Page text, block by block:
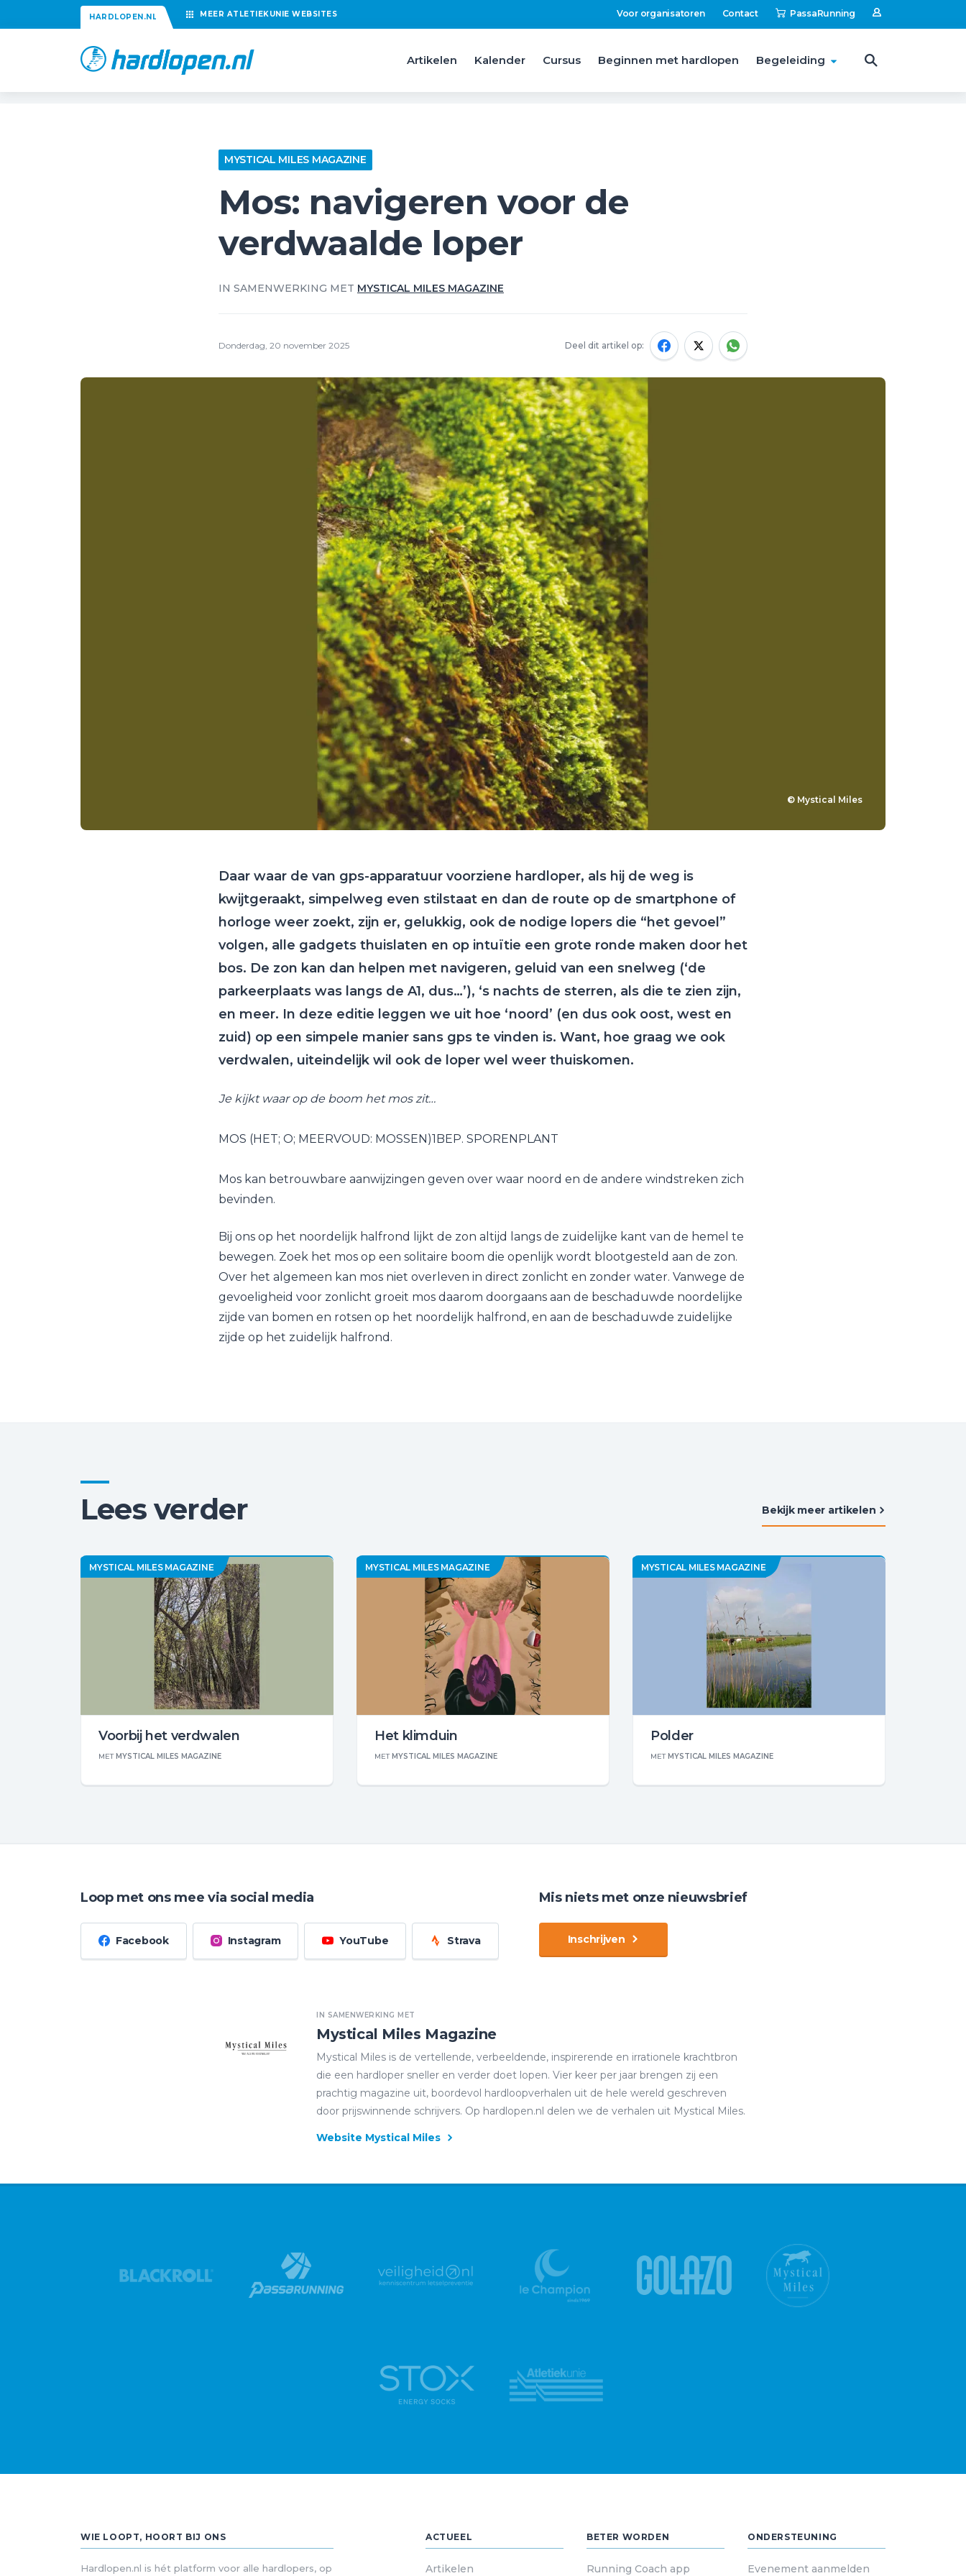
HARDLOPEN.NL MEER ATLETIEKUNIE WEBSITES Voor organisatoren Contact PassaRunning
Artikelen Kalender Cursus Beginnen met hardlopen Begeleiding
MYSTICAL MILES MAGAZINE
Mos: navigeren voor de
verdwaalde loper
IN SAMENWERKING MET MYSTICAL MILES MAGAZINE
Donderdag, 20 november 2025 Deel dit artikel op:
© Mystical Miles
Daar waar de van gps-apparatuur voorziene hardloper, als hij de weg is
kwijtgeraakt, simpelweg even stilstaat en dan de route op de smartphone of
horloge weer zoekt, zijn er, gelukkig, ook de nodige lopers die “het gevoel”
volgen, alle gadgets thuislaten en op intuïtie een grote ronde maken door het
bos. De zon kan dan helpen met navigeren, geluid van een snelweg (‘de
parkeerplaats was langs de A1, dus…’), ‘s nachts de sterren, als die te zien zijn,
en meer. In deze editie leggen we uit hoe ‘noord’ (en dus ook oost, west en
zuid) op een simpele manier sans gps te vinden is. Want, hoe graag we ook
verdwalen, uiteindelijk wil ook de loper wel weer thuiskomen.
Je kijkt waar op de boom het mos zit…
MOS (HET; O; MEERVOUD: MOSSEN)1BEP. SPORENPLANT
Mos kan betrouwbare aanwijzingen geven over waar noord en de andere windstreken zich
bevinden.
Bij ons op het noordelijk halfrond lijkt de zon altijd langs de zuidelijke kant van de hemel te
bewegen. Zoek het mos op een solitaire boom die openlijk wordt blootgesteld aan de zon.
Over het algemeen kan mos niet overleven in direct zonlicht en zonder water. Vanwege de
gevoeligheid voor zonlicht groeit mos daarom doorgaans aan de beschaduwde noordelijke
zijde van bomen en rotsen op het noordelijk halfrond, en aan de beschaduwde zuidelijke
zijde op het zuidelijk halfrond.
Lees verder Bekijk meer artikelen
MYSTICAL MILES MAGAZINE
Voorbij het verdwalen
METMYSTICAL MILES MAGAZINE
MYSTICAL MILES MAGAZINE
Het klimduin
METMYSTICAL MILES MAGAZINE
MYSTICAL MILES MAGAZINE
Polder
METMYSTICAL MILES MAGAZINE
Loop met ons mee via social media
Facebook Instagram YouTube Strava
Mis niets met onze nieuwsbrief
Inschrijven
IN SAMENWERKING MET
Mystical Miles Magazine
Mystical Miles is de vertellende, verbeeldende, inspirerende en irrationele krachtbron
die een hardloper sneller en verder doet lopen. Vier keer per jaar brengen zij een
prachtig magazine uit, boordevol hardloopverhalen uit de hele wereld geschreven
door prijswinnende schrijvers. Op hardlopen.nl delen we de verhalen uit Mystical Miles.
Website Mystical Miles
WIE LOOPT, HOORT BIJ ONS
Hardlopen.nl is hét platform voor alle hardlopers, op
ACTUEEL
Artikelen
BETER WORDEN
Running Coach app
ONDERSTEUNING
Evenement aanmelden